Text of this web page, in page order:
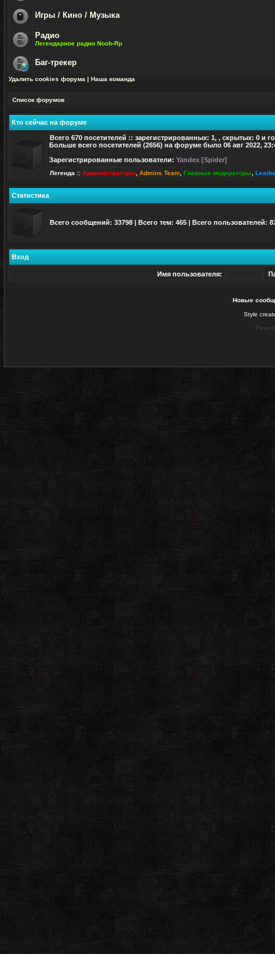
закрыт
закрыт
Игры / Кино / Музыка
непрочитанных
сообщений
Радио
Легендарное радио Noob-Rp
непрочитанных
Баг-трекер
Удалить cookies форума | Наша команда
Список форумов
Кто сейчас на форуме
Всего 670 посетителей :: зарегистрированных: 1, , скрытых: 0 и
Больше всего посетителей (2656) на форуме было 06 авг 2022,
Зарегистрированные пользователи: Yandex [Spider]
Легенда :: Администраторы Admins Team Главные модераторы
Статистика
Всего сообщений: 33798 | Всего тем: 465 | Всего пользователей:
Вход
Имя пользователя:
Новые
Style